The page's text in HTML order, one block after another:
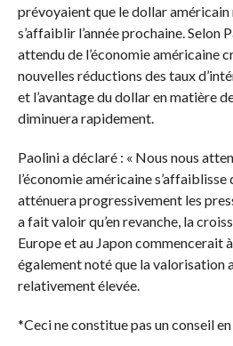
prévoyaient que le dollar
s’affaiblir l’année prochaine. Selon
attendu de l’économie américaine
nouvelles réductions des taux
et l’avantage du dollar en matière
diminuera rapidement.
Paolini a déclaré : « Nous nous
l’économie américaine s’affaiblisse
atténuera progressivement les
a fait valoir qu’en revanche, la
Europe et au Japon commencerait
également noté que la valorisation
relativement élevée.
*Ceci ne constitue pas un conseil